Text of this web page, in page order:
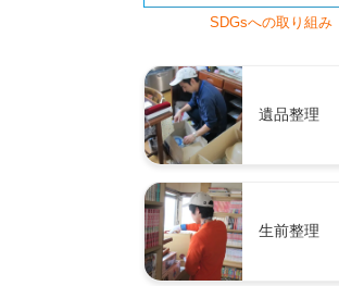
SDGsへの取り組み
遺品整理
生前整理